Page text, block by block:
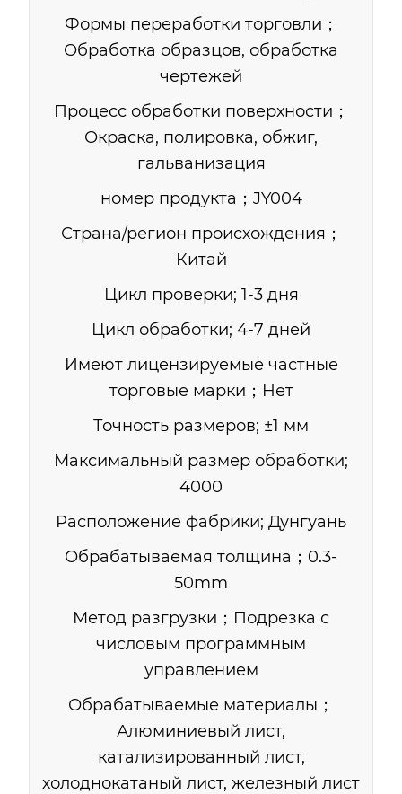
Формы переработки торговли；
Обработка образцов, обработка
чертежей
Процесс обработки поверхности；
Окраска, полировка, обжиг,
гальванизация
номер продукта；JY004
Страна/регион происхождения；
Китай
Цикл проверки; 1-3 дня
Цикл обработки; 4-7 дней
Имеют лицензируемые частные
торговые марки；Нет
Точность размеров; ±1 мм
Максимальный размер обработки;
4000
Расположение фабрики; Дунгуань
Обрабатываемая толщина；0.3-
50mm
Метод разгрузки；Подрезка с
числовым программным
управлением
Обрабатываемые материалы；
Алюминиевый лист,
катализированный лист,
холоднокатаный лист, железный лист